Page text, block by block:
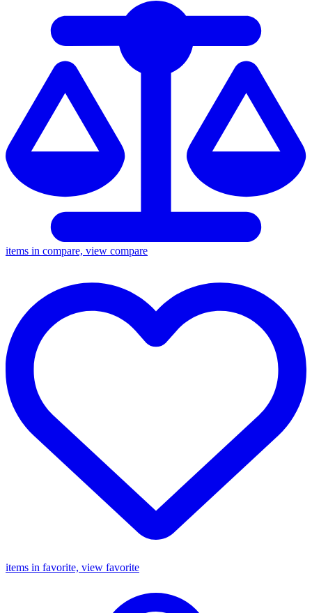
items in compare, view compare
items in favorite, view favorite